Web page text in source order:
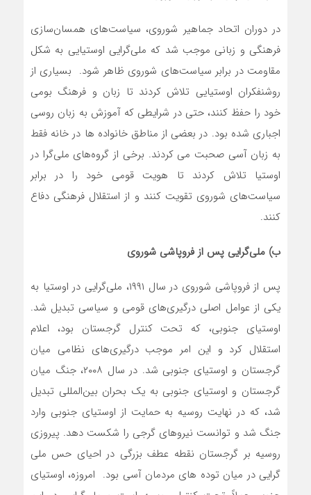
در دوران اتحاد جماهیر شوروی، سیاست‌های همسان‌سازی
فرهنگی و زبانی موجب شد که ملی‌گرایی اوستیایی به شکل
مقاومت در برابر سیاست‌های شوروی ظاهر شود. بسیاری از
روشنفکران اوستیایی تلاش کردند تا زبان و فرهنگ بومی
خود را حفظ کنند، حتی در شرایطی که آموزش به زبان روسی
اجباری شده بود. در بعضی از مناطق خانواده ها در خانه فقط
به زبان آسی صحبت می کردند. برخی از گروه‌های ملی‌گرا در
اوستیا تلاش کردند تا هویت قومی خود را در برابر
سیاست‌های شوروی تقویت کنند و از استقلال فرهنگی دفاع
کنند.
ب) ملی‌گرایی پس از فروپاشی شوروی
پس از فروپاشی شوروی در سال ۱۹۹۱، ملی‌گرایی در اوستیا به
یکی از عوامل اصلی درگیری‌های قومی و سیاسی تبدیل شد.
اوستیای جنوبی، که تحت کنترل گرجستان بود، اعلام
استقلال کرد و این امر موجب درگیری‌های نظامی میان
گرجستان و اوستیای جنوبی شد. در سال ۲۰۰۸، جنگ میان
گرجستان و اوستیای جنوبی به یک بحران بین‌المللی تبدیل
شد، که در نهایت روسیه به حمایت از اوستیای جنوبی وارد
جنگ شد و توانست نیروهای گرجی را شکست دهد. پیروزی
روسیه بر گرجستان نقطه عطف بزرگی در احیای حس ملی
گرایی در میان توده های مردمان آسی بود. امروزه، اوستیای